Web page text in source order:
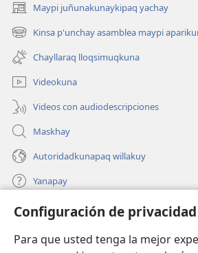
Configuración de privacidad
Para que usted tenga la mejor
Maypi juñunakunaykipaq yachay
(abre
una
nueva
ventana)
Kinsa p'unchay asamblea maypi
(abre
una
nueva
ventana)
Chayllaraq lloqsimuqkuna
Videokuna
Videos con audiodescripciones
Maskhay
Autoridadkunapaq willakuy
Yanapay
Donacionta churanapaq
una
nueva